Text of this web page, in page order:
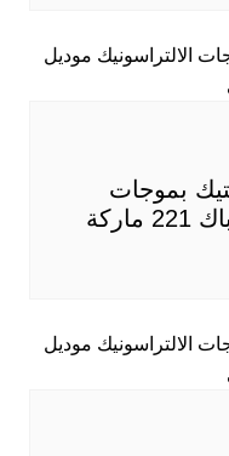
بموجات
الالتراسونيك موديل ام تو باك 221 ماركة